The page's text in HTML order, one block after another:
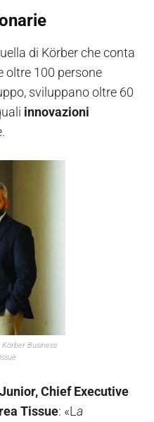
di Körber che conta
oltre 100 persone
sviluppano oltre 60
innovazioni
Körber Business
Chief Executive
Tissue: «L a